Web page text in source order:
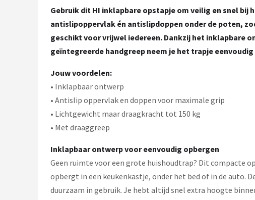
LifeGoods
Bo-Camp
Quechua
Alle merken →
Gebruik dit HI inklapbare opstapje om veilig en snel bij
antislipoppervlak én antislipdoppen onder de poten,
geschikt voor vrijwel iedereen. Dankzij het inklapbare
geïntegreerde handgreep neem je het trapje
Jouw voordelen:
• Inklapbaar ontwerp
• Antislip oppervlak en doppen voor maximale grip
• Lichtgewicht maar draagkracht tot 150 kg
• Met draaggreep
Inklapbaar ontwerp voor eenvoudig opbergen
Geen ruimte voor een grote huishoudtrap? Dit compacte
opbergt in een keukenkastje, onder het bed of in de auto.
duurzaam in gebruik. Je hebt altijd snel extra hoogte